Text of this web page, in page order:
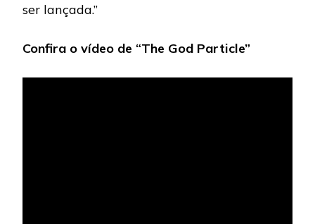
ser lançada.”
Confira o vídeo de “The God Particle”